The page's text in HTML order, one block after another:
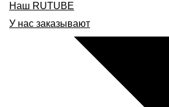
Наш RUTUBE
У нас заказывают